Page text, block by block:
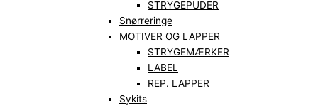
STRYGEPUDER
Snørreringe
MOTIVER OG LAPPER
STRYGEMÆRKER
LABEL
REP. LAPPER
Sykits